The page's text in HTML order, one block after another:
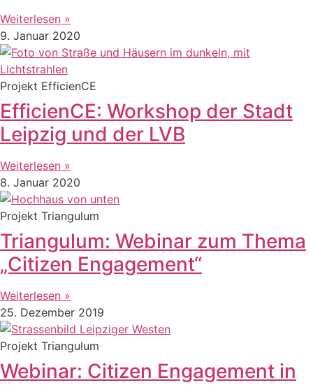
Weiterlesen »
9. Januar 2020
Projekt EfficienCE
EfficienCE: Workshop der Stadt
Leipzig und der LVB
Weiterlesen »
8. Januar 2020
Projekt Triangulum
Triangulum: Webinar zum Thema
„Citizen Engagement“
Weiterlesen »
25. Dezember 2019
Projekt Triangulum
Webinar: Citizen Engagement in